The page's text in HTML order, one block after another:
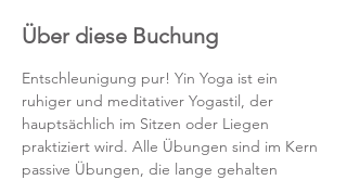
Über diese Buchung
Entschleunigung pur! Yin Yoga ist ein
ruhiger und meditativer Yogastil, der
hauptsächlich im Sitzen oder Liegen
praktiziert wird. Alle Übungen sind im Kern
passive Übungen, die lange gehalten